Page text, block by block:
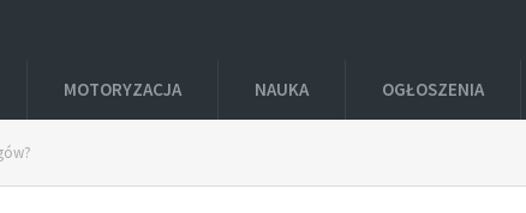
MOTORYZACJA NAUKA OGŁOSZENIA